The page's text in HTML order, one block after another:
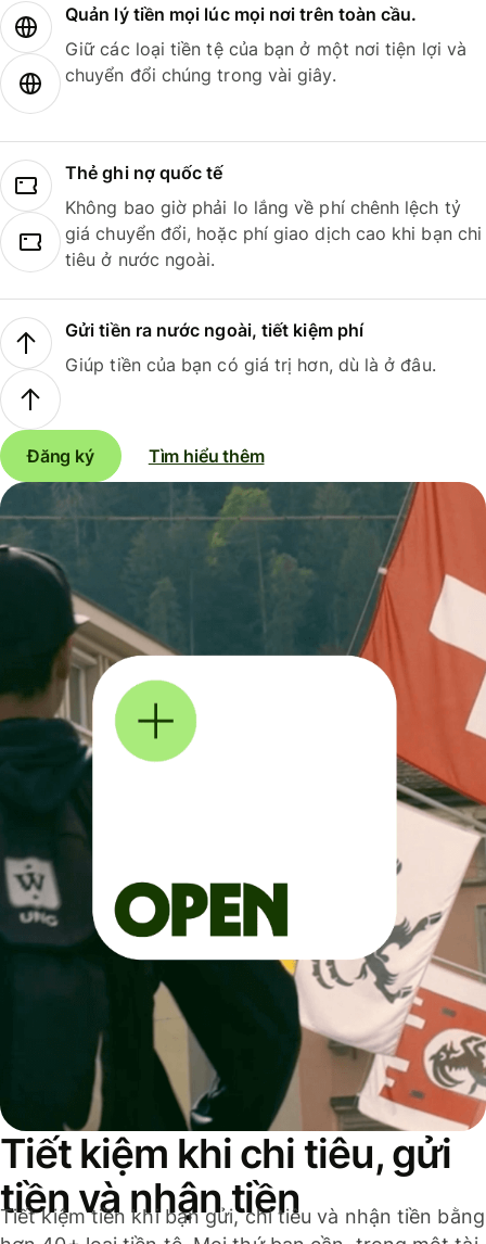
Quản lý tiền mọi lúc mọi nơi trên toàn cầu.
Giữ các loại tiền tệ của bạn ở một nơi tiện lợi và
chuyển đổi chúng trong vài giây.
Thẻ ghi nợ quốc tế
Không bao giờ phải lo lắng về phí chênh lệch tỷ
giá chuyển đổi, hoặc phí giao dịch cao khi bạn chi
tiêu ở nước ngoài.
Gửi tiền ra nước ngoài, tiết kiệm phí
Giúp tiền của bạn có giá trị hơn, dù là ở đâu.
Đăng ký Tìm hiểu thêm
Tiết kiệm khi chi tiêu, gửi
tiền và nhận tiền
Tiết kiệm tiền khi bạn gửi, chi tiêu và nhận tiền bằng